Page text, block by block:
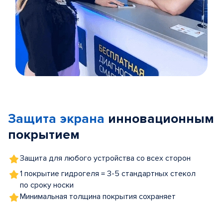
5
Защита экрана инновационным
покрытием
Защита для любого устройства со всех сторон
1 покрытие гидрогеля = 3-5 стандартных стекол
по сроку носки
Минимальная толщина покрытия сохраняет